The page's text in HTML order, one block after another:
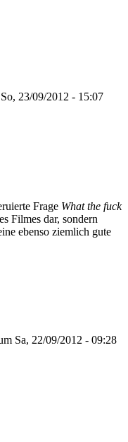
23/09/2012 - 15:07
Frage What the fuck
Filmes dar, sondern
ebenso ziemlich gute
Sa, 22/09/2012 - 09:28